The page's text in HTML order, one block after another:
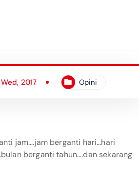
2017 Opini
jam….jam berganti hari…hari
berganti tahun….dan sekarang